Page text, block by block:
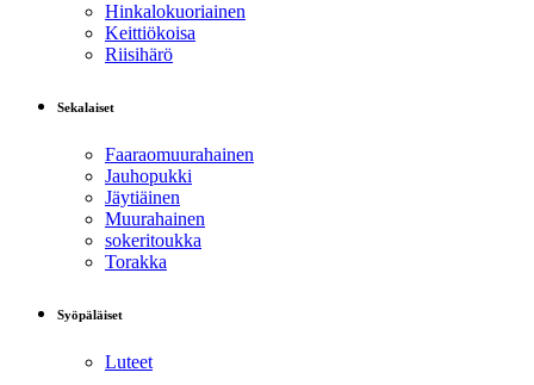
Hinkalokuoriainen
Keittiökoisa
Riisihärö
Sekalaiset
Faaraomuurahainen
Jauhopukki
Jäytiäinen
Muurahainen
sokeritoukka
Torakka
Syöpäläiset
Luteet